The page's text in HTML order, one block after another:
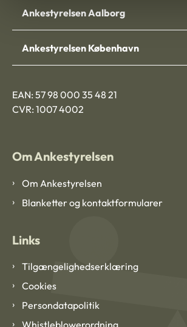
Ankestyrelsen Aalborg
Ankestyrelsen København
EAN: 57 98 000 35 48 21
CVR: 1007 4002
Om Ankestyrelsen
Om Ankestyrelsen
Blanketter og kontaktformularer
Links
Tilgængelighedserklæring
Cookies
Persondatapolitik
Whistleblowerordning